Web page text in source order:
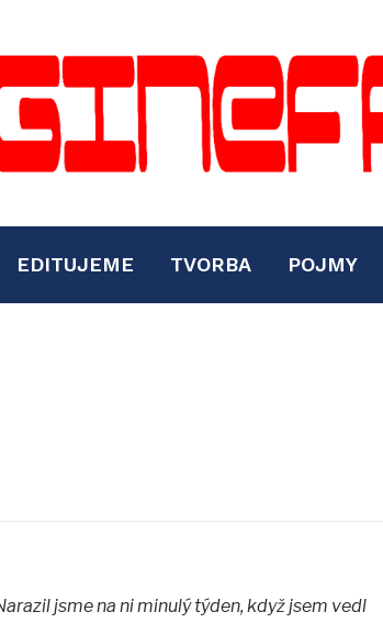
EDITUJEME TVORBA POJMY
jsme na ni minulý týden, když jsem vedl